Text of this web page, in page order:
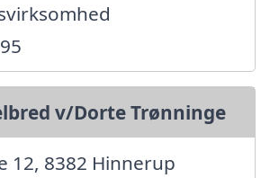
v/Dorte Trønninge
12, 8382 Hinnerup